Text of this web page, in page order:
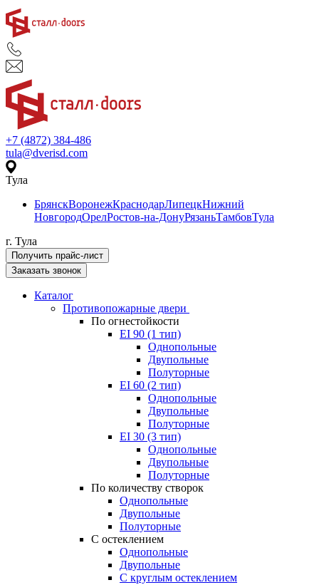
+7 (4872) 384-486
tula@dverisd.com
Тула
БрянскВоронежКраснодарЛипецкНижний
НовгородОрелРостов-на-ДонуРязаньТамбовТула
г. Тула
Получить прайс-лист
Заказать звонок
Каталог
Противопожарные двери
По огнестойкости
EI 90 (1 тип)
Однопольные
Двупольные
Полуторные
EI 60 (2 тип)
Однопольные
Двупольные
Полуторные
EI 30 (3 тип)
Однопольные
Двупольные
Полуторные
По количеству створок
Однопольные
Двупольные
Полуторные
С остеклением
Однопольные
Двупольные
С круглым остеклением